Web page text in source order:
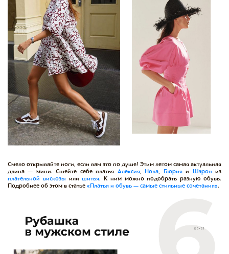
Смело открывайте ноги, если вам это по душе! Этим летом самая актуальная
длина — мини. Сшейте себе платья Алексия,Нола Глорияи Шэрон из
плательной вискозы илишитья. К ним можно подобрать разную обувь.
Подробнее об этом в статье «Платья и обувь — самые стильные сочетания».